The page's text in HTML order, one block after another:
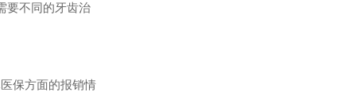
不同的牙齿治
保方面的报销情